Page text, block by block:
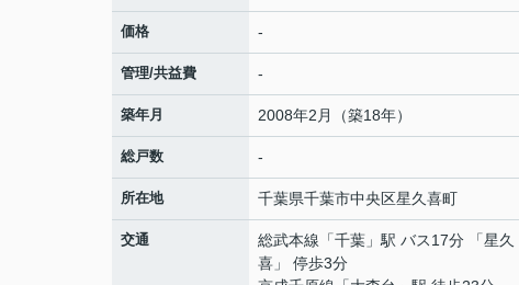
価格 -
管理/共益費 -
築年月 2008年2月（築18年）
総戸数 -
所在地 千葉県千葉市中央区星久喜町
交通 総武本線 「千葉 」駅 バス17分 「星久
喜」 停歩3分